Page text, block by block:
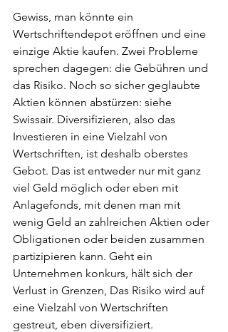
Gewiss, man könnte ein
Wertschriftendepot eröffnen und eine
einzige Aktie kaufen. Zwei Probleme
sprechen dagegen: die Gebühren und
das Risiko. Noch so sicher geglaubte
Aktien können abstürzen: siehe
Swissair. Diversifizieren, also das
Investieren in eine Vielzahl von
Wertschriften, ist deshalb oberstes
Gebot. Das ist entweder nur mit ganz
viel Geld möglich oder eben mit
Anlagefonds, mit denen man mit
wenig Geld an zahlreichen Aktien oder
Obligationen oder beiden zusammen
partizipieren kann. Geht ein
Unternehmen konkurs, hält sich der
Verlust in Grenzen, Das Risiko wird auf
eine Vielzahl von Wertschriften
gestreut, eben diversifiziert.